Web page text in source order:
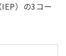
）の3コー